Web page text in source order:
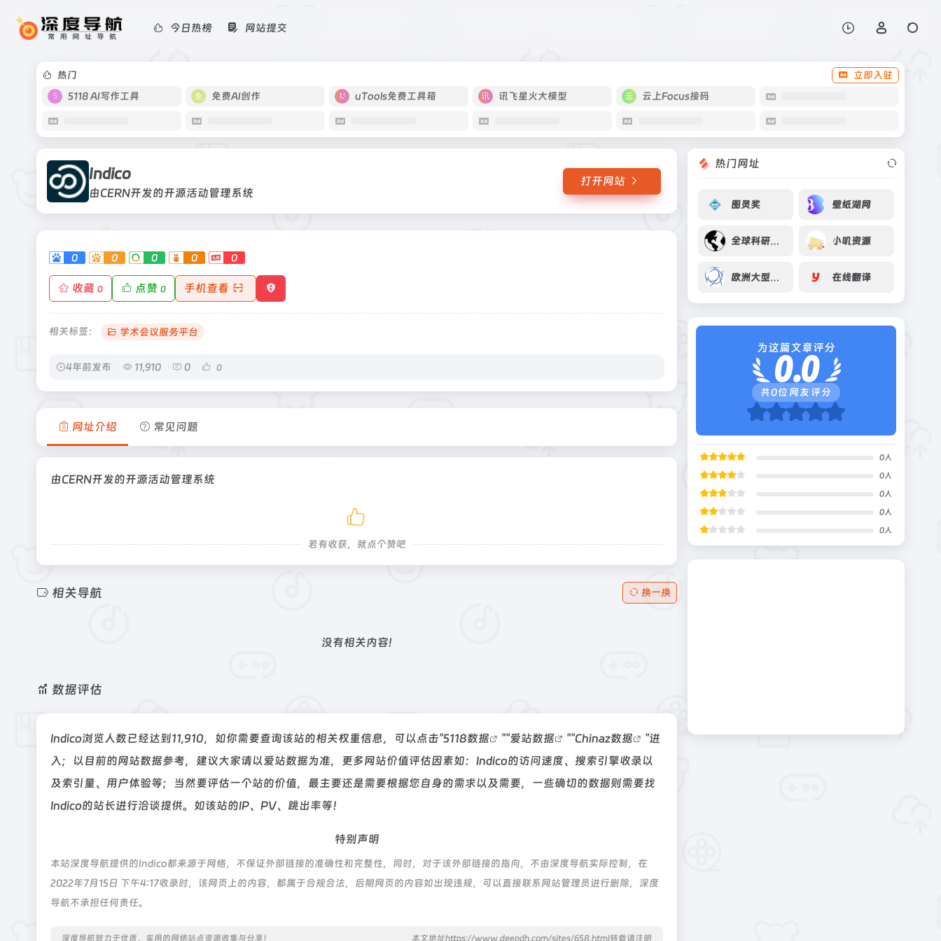
今日热榜 网站提交
热门
立即入驻
5118 AI写作工具
免费AI创作 uTools免费工具箱 讯飞星火大模型 云上Focus接码
Indico
由CERN开发的开源活动管理系统
打开网站
0 0 0 0 0
收藏 0 点赞 0 手机查看
相关标签： 学术会议服务平台
4年前发布 11,910 0 0
网址介绍 常见问题
由CERN开发的开源活动管理系统
若有收获，就点个赞吧
相关导航 换一换
没有相关内容!
数据评估
Indico浏览人数已经达到11,910，如你需要查询该站的相关权重信息，可以点击"5118数据 ""爱站数据 ""Chinaz数据
"进
入；以目前的网站数据参考，建议大家请以爱站数据为准，更多网站价值评估因素如：Indico的访问速度、搜索引擎收录以
及索引量、用户体验等；当然要评估一个站的价值，最主要还是需要根据您自身的需求以及需要，一些确切的数据则需要找
Indico的站长进行洽谈提供。如该站的IP、PV、跳出率等！
特别声明
本站深度导航提供的Indico都来源于网络，不保证外部链接的准确性和完整性，同时，对于该外部链接的指向，不由深度导航实际控制，在
2022年7月15日 下午4:17收录时，该网页上的内容，都属于合规合法，后期网页的内容如出现违规，可以直接联系网站管理员进行删除，深度
导航不承担任何责任。
深度导航致力于优质、实用的网络站点资源收集与分享！ 本文地址https://www.deepdh.com/sites/658.html转载请注明
热门网址
图灵奖 壁纸湖网
全球科研项目数据库 小叽资源
欧洲大型强子对撞机LHC 在线翻译
为这篇文章评分
0.0
共0位网友评分
0人
0人
0人
0人
0人